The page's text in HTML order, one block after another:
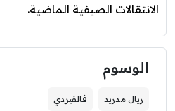
الانتقالات الصيفية الماضية.
الوسوم
ريال مدريد فالفيردي